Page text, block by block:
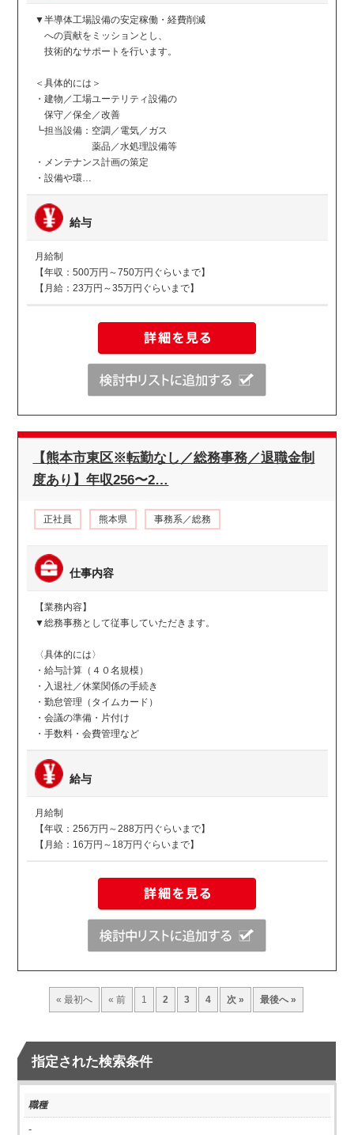
▼半導体工場設備の安定稼働・経費削減
への貢献をミッションとし、
技術的なサポートを行います。
＜具体的には＞
・建物／工場ユーテリティ設備の
保守／保全／改善
┗担当設備：空調／電気／ガス
薬品／水処理設備等
・メンテナンス計画の策定
・設備や環…
給与
月給制
【年収：500万円～750万円ぐらいまで】
【月給：23万円～35万円ぐらいまで】
【熊本市東区※転勤なし／総務事務／退職金制
度あり】年収256〜2…
正社員 熊本県 事務系／総務
仕事内容
【業務内容】
▼総務事務として従事していただきます。
〈具体的には〉
・給与計算（４０名規模）
・入退社／休業関係の手続き
・勤怠管理（タイムカード）
・会議の準備・片付け
・手数料・会費管理など
給与
月給制
【年収：256万円～288万円ぐらいまで】
【月給：16万円～18万円ぐらいまで】
« 最初へ « 前 1 2 3 4 次 » 最後へ »
指定された検索条件
職種
-